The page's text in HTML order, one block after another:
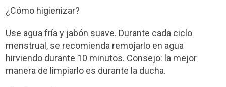
¿Cómo higienizar?
Use agua fría y jabón suave. Durante cada ciclo
menstrual, se recomienda remojarlo en agua
hirviendo durante 10 minutos. Consejo: la mejor
manera de limpiarlo es durante la ducha.